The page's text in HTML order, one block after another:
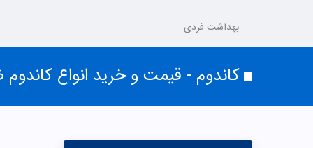
بهداشت فردی
کاندوم - قیمت و خرید انواع کاندوم